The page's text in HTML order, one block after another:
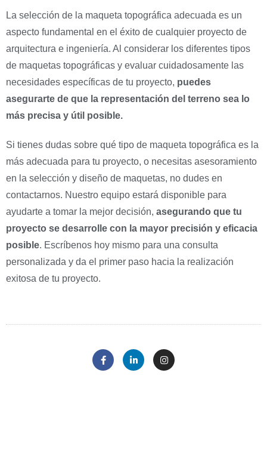
La selección de la maqueta topográfica adecuada es un
aspecto fundamental en el éxito de cualquier proyecto de
arquitectura e ingeniería. Al considerar los diferentes tipos
de maquetas topográficas y evaluar cuidadosamente las
necesidades específicas de tu proyecto, puedes
asegurarte de que la representación del terreno sea lo
más precisa y útil posible.
Si tienes dudas sobre qué tipo de maqueta topográfica es la
más adecuada para tu proyecto, o necesitas asesoramiento
en la selección y diseño de maquetas, no dudes en
contactarnos. Nuestro equipo estará disponible para
ayudarte a tomar la mejor decisión, asegurando que tu
proyecto se desarrolle con la mayor precisión y eficacia
posible. Escríbenos hoy mismo para una consulta
personalizada y da el primer paso hacia la realización
exitosa de tu proyecto.